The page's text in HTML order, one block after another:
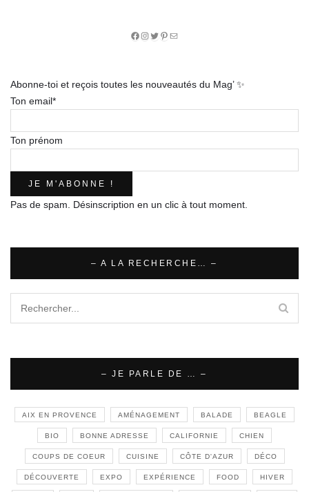
Facebook
Instagram
Twitter
Pinterest
E-
Abonne-toi et reçois toutes les nouveautés du Mag’ ✨
Ton email*
Ton prénom
Pas de spam. Désinscription en un clic à tout moment.
– A LA RECHERCHE… –
– JE PARLE DE … –
AIX EN PROVENCE AMÉNAGEMENT BALADE BEAGLE
BIO BONNE ADRESSE CALIFORNIE CHIEN
COUPS DE COEUR CUISINE CÔTE D'AZUR DÉCO
DÉCOUVERTE EXPO EXPÉRIENCE FOOD HIVER